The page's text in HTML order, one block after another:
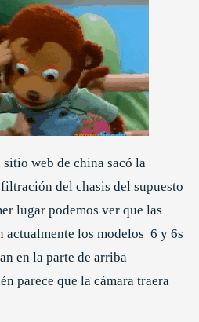
sitio web de china sacó la
del chasis del supuesto
lugar podemos ver que las
actualmente los modelos 6 y 6s
en la parte de arriba
parece que la cámara traera